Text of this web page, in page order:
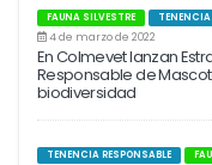
FAUNA SILVESTRE TENENCIA
4 de marzo de 2022
En Colmevet lanzan
Responsable de
biodiversidad
TENENCIA RESPONSABLE